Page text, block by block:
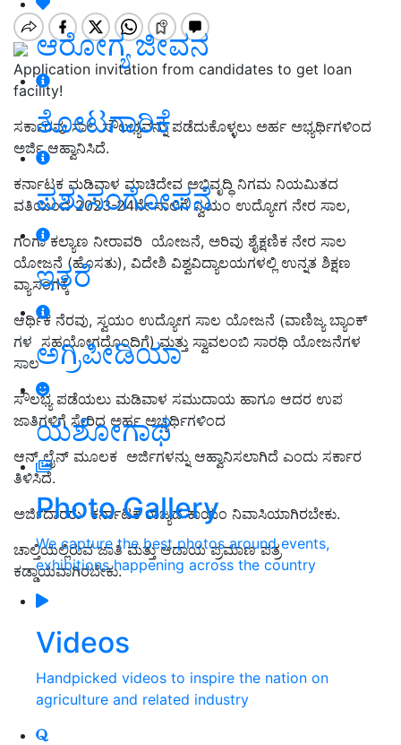
ಆರೋಗ್ಯ ಜೀವನ
ತೋಟಗಾರಿಕೆ
ಪಶುಸಂಗೋಪನೆ
ಇತರೆ
ಅಗ್ರಿಪೀಡಿಯಾ
ಯಶೋಗಾಥೆ
Photo Gallery
We capture the best photos around events,
exhibitions happening across the country
Videos
Handpicked videos to inspire the nation on
agriculture and related industry
Application invitation from candidates to get loan
facility!
ಸರ್ಕಾರವು ಸಾಲ ಸೌಲಭ್ಯವನ್ನು ಪಡೆದುಕೊಳ್ಳಲು ಅರ್ಹ ಅಭ್ಯರ್ಥಿಗಳಿಂದ
ಅರ್ಜಿ ಆಹ್ವಾನಿಸಿದೆ.
ಕರ್ನಾಟಕ ಮಡಿವಾಳ ಮಾಚಿದೇವ ಅಭಿವೃದ್ಧಿ ನಿಗಮ ನಿಯಮಿತದ
ವತಿಯಿಂದ 2023-24ನೇ ಸಾಲಿಗೆ ಸ್ವಯಂ ಉದ್ಯೋಗ ನೇರ ಸಾಲ,
ಗಂಗಾ ಕಲ್ಯಾಣ ನೀರಾವರಿ ಯೋಜನೆ, ಅರಿವು ಶೈಕ್ಷಣಿಕ ನೇರ ಸಾಲ
ಯೋಜನೆ (ಹೊಸತು), ವಿದೇಶಿ ವಿಶ್ವವಿದ್ಯಾಲಯಗಳಲ್ಲಿ ಉನ್ನತ ಶಿಕ್ಷಣ
ವ್ಯಾಸಂಗಕ್ಕೆ
ಆರ್ಥಿಕ ನೆರವು, ಸ್ವಯಂ ಉದ್ಯೋಗ ಸಾಲ ಯೋಜನೆ (ವಾಣಿಜ್ಯ ಬ್ಯಾಂಕ್
ಗಳ ಸಹಯೋಗದೊಂದಿಗೆ) ಮತ್ತು ಸ್ವಾವಲಂಬಿ ಸಾರಥಿ ಯೋಜನೆಗಳ
ಸಾಲ
ಸೌಲಭ್ಯ ಪಡೆಯಲು ಮಡಿವಾಳ ಸಮುದಾಯ ಹಾಗೂ ಆದರ ಉಪ
ಜಾತಿಗಳಿಗೆ ಸೇರಿದ ಅರ್ಹ ಅಭ್ಯರ್ಥಿಗಳಿಂದ
ಆನ್ ಲೈನ್ ಮೂಲಕ ಅರ್ಜಿಗಳನ್ನು ಆಹ್ವಾನಿಸಲಾಗಿದೆ ಎಂದು ಸರ್ಕಾರ
ತಿಳಿಸಿದೆ.
ಅರ್ಜಿದಾರರು ಕರ್ನಾಟಕ ರಾಜ್ಯದ ಕಾಯಂ ನಿವಾಸಿಯಾಗಿರಬೇಕು.
ಚಾಲ್ತಿಯಲ್ಲಿರುವ ಜಾತಿ ಮತ್ತು ಆದಾಯ ಪ್ರಮಾಣ ಪತ್ರ
ಕಡ್ಡಾಯವಾಗಿರಬೇಕು.